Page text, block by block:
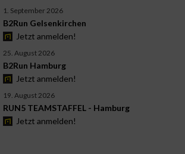
1. September 2026
B2Run Gelsenkirchen
Jetzt anmelden!
25. August 2026
B2Run Hamburg
Jetzt anmelden!
19. August 2026
RUN5 TEAMSTAFFEL - Hamburg
Jetzt anmelden!